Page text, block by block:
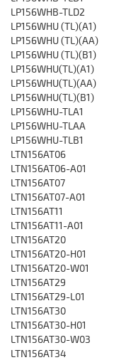
LP156WHB-TLD2
LP156WHU (TL)(A1)
LP156WHU (TL)(AA)
LP156WHU (TL)(B1)
LP156WHU(TL)(A1)
LP156WHU(TL)(AA)
LP156WHU(TL)(B1)
LP156WHU-TLA1
LP156WHU-TLAA
LP156WHU-TLB1
LTN156AT06
LTN156AT06-A01
LTN156AT07
LTN156AT07-A01
LTN156AT11
LTN156AT11-A01
LTN156AT20
LTN156AT20-H01
LTN156AT20-W01
LTN156AT29
LTN156AT29-L01
LTN156AT30
LTN156AT30-H01
LTN156AT30-W03
LTN156AT34